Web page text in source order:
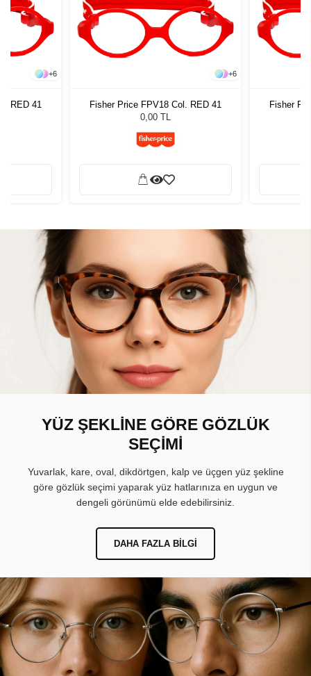
+6
RED 41
+6
Fisher Price FPV18 Col. RED 41
0,00 TL
Fisher
YÜZ ŞEKLİNE GÖRE GÖZLÜK
SEÇİMİ
Yuvarlak, kare, oval, dikdörtgen, kalp ve üçgen yüz şekline
göre gözlük seçimi yaparak yüz hatlarınıza en uygun ve
dengeli görünümü elde edebilirsiniz.
DAHA FAZLA BILGI